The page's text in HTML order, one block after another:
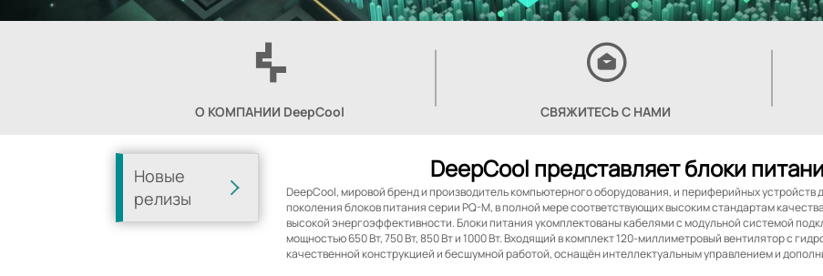
О КОМПАНИИ DeepCool СВЯЖИТЕСЬ С НАМИ
Новые
релизы
DeepCool представляет блоки
DeepCool, мировой бренд и производитель компьютерного оборудования, и периферийных устройств
поколения блоков питания серии PQ-M, в полной мере соответствующих высоким стандартам
высокой энергоэффективности. Блоки питания укомплектованы кабелями с модульной системой
мощностью 650 Вт, 750 Вт, 850 Вт и 1000 Вт. Входящий в комплект 120-миллиметровый вентилятор с
качественной конструкцией и бесшумной работой, оснащён интеллектуальным управлением и